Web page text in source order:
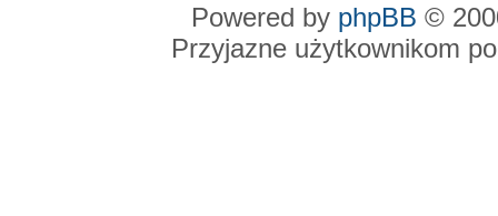
Powered by phpBB ©
Przyjazne użytkownikom